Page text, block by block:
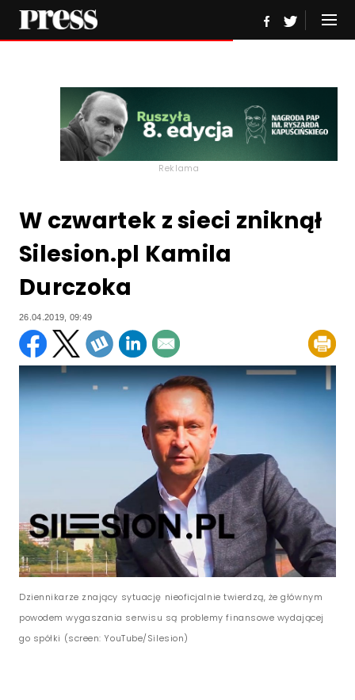
Reklama
W czwartek z sieci zniknął
Silesion.pl Kamila
Durczoka
26.04.2019, 09:49
Dziennikarze znający sytuację nieoficjalnie twierdzą, że głównym
powodem wygaszania serwisu są problemy finansowe wydającej
go spółki (screen: YouTube/Silesion)